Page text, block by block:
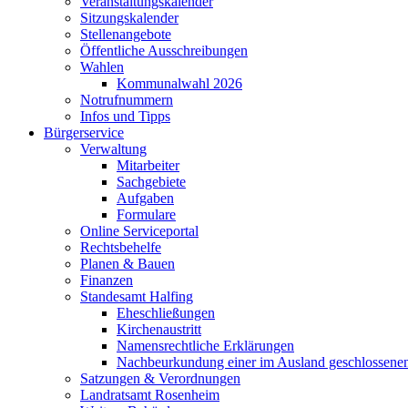
Sitzungskalender
Stellenangebote
Öffentliche Ausschreibungen
Wahlen
Kommunalwahl 2026
Notrufnummern
Infos und Tipps
Bürgerservice
Verwaltung
Mitarbeiter
Sachgebiete
Aufgaben
Formulare
Online Serviceportal
Rechtsbehelfe
Planen & Bauen
Finanzen
Standesamt Halfing
Eheschließungen
Kirchenaustritt
Namensrechtliche Erklärungen
Nachbeurkundung einer im Ausland
Satzungen & Verordnungen
Landratsamt Rosenheim